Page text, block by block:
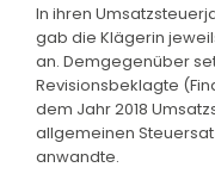
In ihren
gab die Klägerin
an. Demgegenüber
Revisionsbeklagte
dem Jahr 2018
allgemeinen
anwandte.